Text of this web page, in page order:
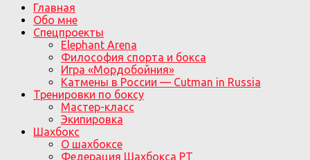
Главная
Обо мне
Спецпроекты
Elephant Arena
Философия спорта и бокса
Игра «Мордобойния»
Катмены в России — Cutman in Russia
Тренировки по боксу
Мастер-класс
Экипировка
Шахбокс
О шахбоксе
Федерация Шахбокса РТ